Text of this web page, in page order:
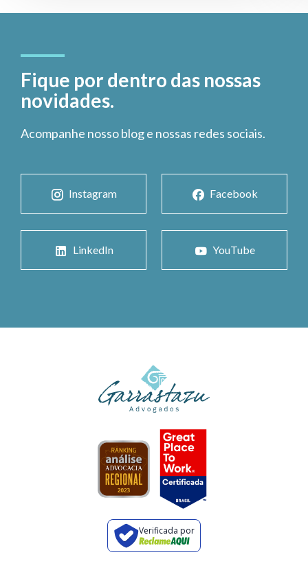
Fique por dentro das nossas
novidades.
Acompanhe nosso blog e nossas redes sociais.
Instagram Facebook
LinkedIn YouTube
Verificada por